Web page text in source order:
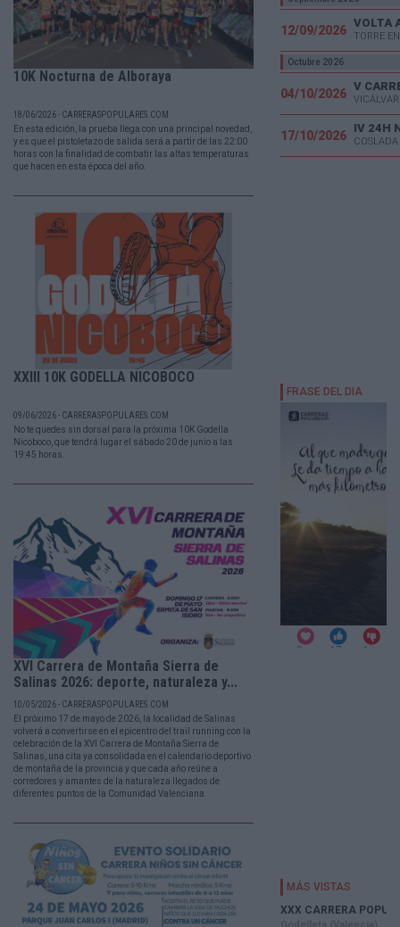
10K Nocturna de Alboraya
18/06/2026 - CARRERASPOPULARES.COM
En esta edición, la prueba llega con una principal novedad,
y es que el pistoletazo de salida será a partir de las 22:00
horas con la finalidad de combatir las altas temperaturas
que hacen en esta época del año.
XXIII 10K GODELLA NICOBOCO
09/06/2026 - CARRERASPOPULARES.COM
No te quedes sin dorsal para la próxima 10K Godella
Nicoboco, que tendrá lugar el sábado 20 de junio a las
19:45 horas.
XVI Carrera de Montaña Sierra de
Salinas 2026: deporte, naturaleza y...
10/05/2026 - CARRERASPOPULARES.COM
El próximo 17 de mayo de 2026, la localidad de Salinas
volverá a convertirse en el epicentro del trail running con la
celebración de la XVI Carrera de Montaña Sierra de
Salinas, una cita ya consolidada en el calendario deportivo
de montaña de la provincia y que cada año reúne a
corredores y amantes de la naturaleza llegados de
diferentes puntos de la Comunidad Valenciana.
12/09/2026
VOLTA
TORRE
Octubre 2026
04/10/2026
17/10/2026
IV 24H